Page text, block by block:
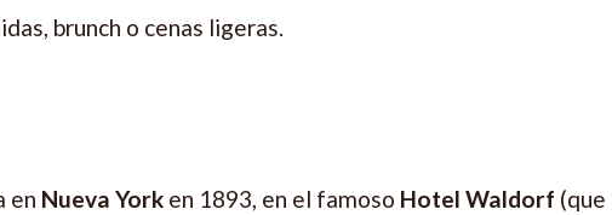
brunch o cenas ligeras.
en Nueva York en 1893, en el famoso Hotel Waldorf (que